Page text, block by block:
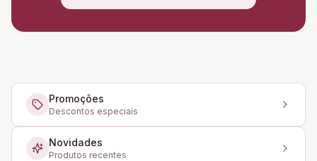
Promoções
Descontos especiais
Novidades
Produtos recentes